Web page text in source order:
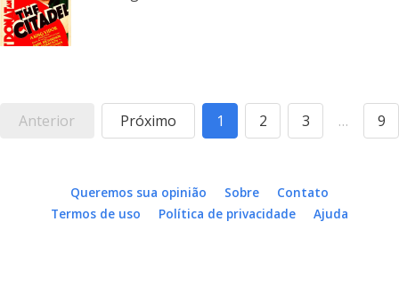
Anterior Próximo 1 2 3 … 9
Queremos sua opinião Sobre
Contato
Termos de uso
Política de privacidade Ajuda